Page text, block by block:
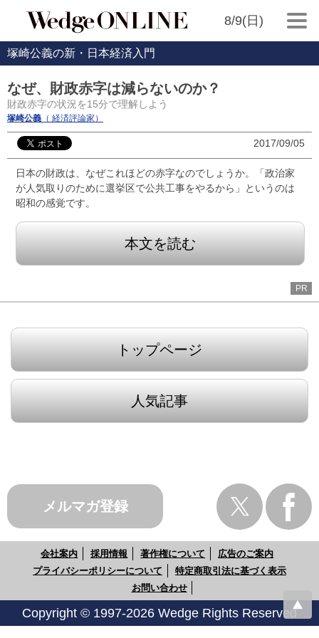
8/9(日)
塚崎公義の新・日本経済入門
なぜ、財政赤字は減らないのか？
財政赤字の状況を15分で理解しよう
塚崎公義 （ 経済評論家）
2017/09/05
日本の財政は、なぜこれほどの赤字なのでしょうか。「政治家
が人気取りのために選挙区で公共工事をやるから」というのは
昭和の感覚です。
本文を読む
PR
トップページ
人気記事
メルマガ登録
会社案内 採用情報 著作権について
広告のご案内
プライバシーポリシーについて
特定商取引法に基づく表示
お問い合わせ
Copyright © 1997-2026 Wedge Rights Reserved